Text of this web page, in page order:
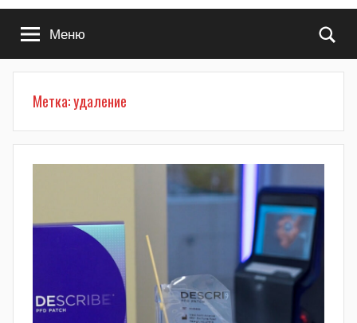
Меню
Метка:удаление